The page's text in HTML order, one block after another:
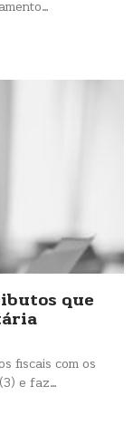
que
fiscais com os
e faz…